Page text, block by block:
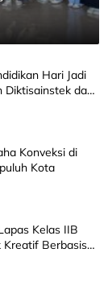
Hari Jadi
Diktisainstek dan
Konveksi di
Kota
Kelas IIB
Kreatif Berbasis